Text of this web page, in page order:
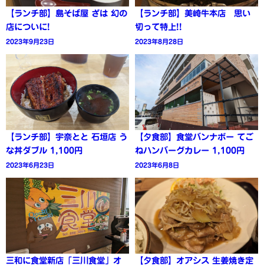
【ランチ部】島そば屋 ざは 幻の
店についに!
2023年9月23日
【ランチ部】美崎牛本店 思い
切って特上!!
2023年8月28日
【ランチ部】宇奈とと 石垣店 う
な丼ダブル 1,100円
2023年6月23日
【夕食部】食堂バンナボー てご
ねハンバーグカレー 1,100円
2023年6月8日
三和に食堂新店「三川食堂」オ
【夕食部】オアシス 生姜焼き定